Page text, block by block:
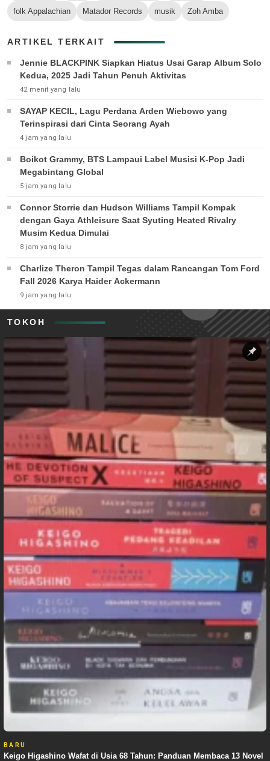
folk Appalachian Matador Records musik Zoh Amba
ARTIKEL TERKAIT
Jennie BLACKPINK Siapkan Hiatus Usai Garap Album Solo
Kedua, 2025 Jadi Tahun Penuh Aktivitas
42 menit yang lalu
SAYAP KECIL, Lagu Perdana Arden Wiebowo yang
Terinspirasi dari Cinta Seorang Ayah
4 jam yang lalu
Boikot Grammy, BTS Lampaui Label Musisi K-Pop Jadi
Megabintang Global
5 jam yang lalu
Connor Storrie dan Hudson Williams Tampil Kompak
dengan Gaya Athleisure Saat Syuting Heated Rivalry
Musim Kedua Dimulai
8 jam yang lalu
Charlize Theron Tampil Tegas dalam Rancangan Tom Ford
Fall 2026 Karya Haider Ackermann
9 jam yang lalu
TOKOH
BARU
Keigo Higashino Wafat di Usia 68 Tahun: Panduan Membaca 13 Novel